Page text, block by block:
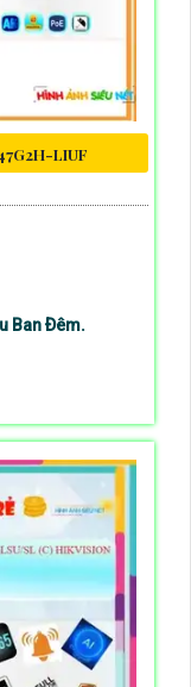
LIUF
Ban Ðêm.